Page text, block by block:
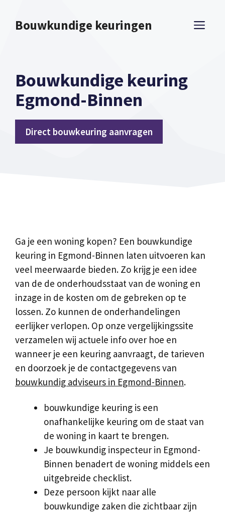
naarBouwkundige keuringen
Bouwkundige keuring
Egmond-Binnen
Direct bouwkeuring aanvragen
Ga je een woning kopen? Een bouwkundige
keuring in Egmond-Binnen laten uitvoeren kan
veel meerwaarde bieden. Zo krijg je een idee
van de de onderhoudsstaat van de woning en
inzage in de kosten om de gebreken op te
lossen. Zo kunnen de onderhandelingen
eerlijker verlopen. Op onze vergelijkingssite
verzamelen wij actuele info over hoe en
wanneer je een keuring aanvraagt, de tarieven
en doorzoek je de contactgegevens van
bouwkundig adviseurs in Egmond-Binnen.
bouwkundige keuring is een
onafhankelijke keuring om de staat van
de woning in kaart te brengen.
Je bouwkundig inspecteur in Egmond-
Binnen benadert de woning middels een
uitgebreide checklist.
Deze persoon kijkt naar alle
bouwkundige zaken die zichtbaar zijn